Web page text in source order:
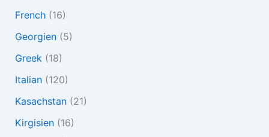
French(16)
Georgien(5)
Greek (18)
Italian(120)
Kasachstan(21)
Kirgisien(16)